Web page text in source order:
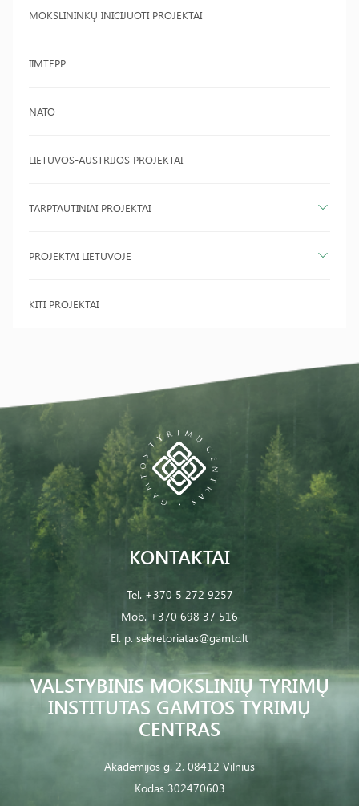
MOKSLININKŲ INICIJUOTI PROJEKTAI
IIMTEPP
NATO
LIETUVOS-AUSTRIJOS PROJEKTAI
TARPTAUTINIAI PROJEKTAI
PROJEKTAI LIETUVOJE
KITI PROJEKTAI
VALSTYBINIS MOKSLINIŲ TYRIMŲ
INSTITUTAS GAMTOS TYRIMŲ
CENTRAS
Akademijos g. 2, 08412 Vilnius
Kodas 302470603
KONTAKTAI
Tel. +370 5 272 9257
Mob. +370 698 37 516
El. p. sekretoriatas@gamtc.lt